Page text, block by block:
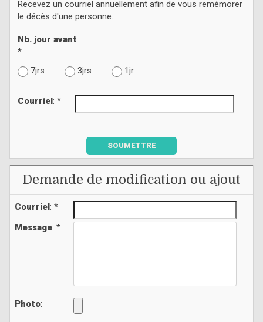
Recevez un courriel annuellement afin de vous remémorer
le décès d'une personne.
Nb. jour avant
*
7jrs
3jrs 1jr
Courriel : *
SOUMETTRE
Demande de modification ou ajout
Courriel: *
Message: *
Photo: